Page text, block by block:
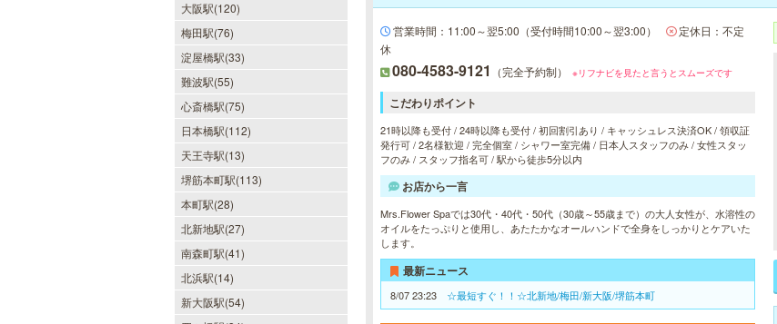
大阪駅(120)
梅田駅(76)
淀屋橋駅(33)
難波駅(55)
心斎橋駅(75)
日本橋駅(112)
天王寺駅(13)
堺筋本町駅(113)
本町駅(28)
北新地駅(27)
南森町駅(41)
北浜駅(14)
新大阪駅(54)
営業時間：11:00～翌5:00（受付時間10:00～翌3:00）
定休日：不定
休
080-4583-9121 （完全予約制） ※リフナビを見たと言うとスムーズです
こだわりポイント
21時以降も受付 / 24時以降も受付 / 初回割引あり / キャッシュレス決済OK / 領収証
発行可 / 2名様歓迎 / 完全個室 / シャワー室完備 / 日本人スタッフのみ / 女性スタッ
フのみ / スタッフ指名可 / 駅から徒歩5分以内
お店から一言
Mrs.Flower Spaでは30代・40代・50代（30歳～55歳まで）の大人女性が、水溶性の
オイルをたっぷりと使用し、あたたかなオールハンドで全身をしっかりとケアいた
します。
最新ニュース
8/07 23:23 ☆最短すぐ！！☆北新地/梅田/新大阪/堺筋本町